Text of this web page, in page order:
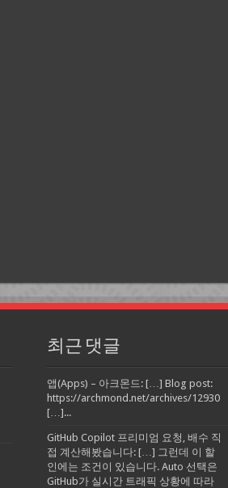
최근 댓글
앱(Apps) – 아크몬드: […] Blog post:
https://archmond.net/archives/12930
[…]...
GitHub Copilot 프리미엄 요청, 배수 직
접 계산해봤습니다: […] 그런데 이 할
인에는 조건이 있습니다. Auto 선택은
GitHub가 실시간 트래픽 상황에 따라